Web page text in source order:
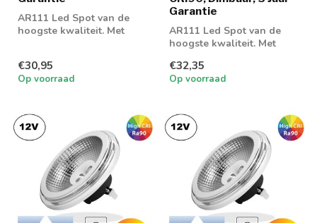
AR111 Led Spot van de
hoogste kwaliteit. Met
€30,95
Op voorraad
Garantie
AR111 Led Spot van de
hoogste kwaliteit. Met
goede dimei...
€32,35
Op voorraad